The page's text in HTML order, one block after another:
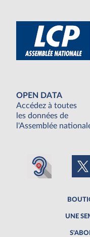
OPEN DATA
Accédez à toutes
les données de
l'Assemblée
UNE